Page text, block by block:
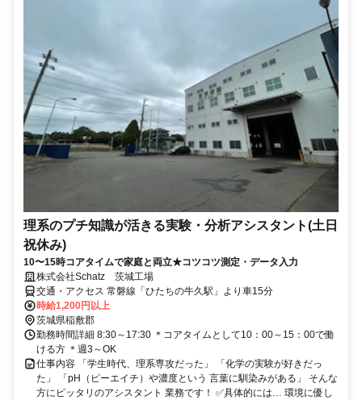
理系のプチ知識が活きる実験・分析アシスタント(土日
祝休み)
10〜15時コアタイムで家庭と両立★コツコツ測定・データ入力
株式会社Schatz 茨城工場
交通・アクセス 常磐線「ひたちの牛久駅」より車15分
時給1,200円以上
茨城県稲敷郡
勤務時間詳細 8:30～17:30 ＊コアタイムとして10：00～15：00で働
ける方 ＊週3～OK
仕事内容 「学生時代、理系専攻だった」 「化学の実験が好きだっ
た」 「pH（ピーエイチ）や濃度という 言葉に馴染みがある」 そんな
方にピッタリのアシスタント 業務です！ ✅具体的には… 環境に優し